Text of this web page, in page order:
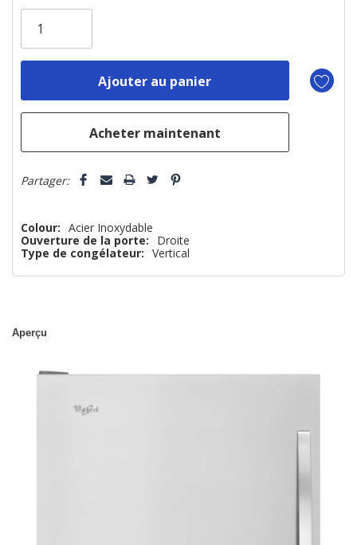
vous!
plus
Partager:
Colour: Acier Inoxydable
Ouverture de la porte:
Droite
Type de congélateur: Vertical